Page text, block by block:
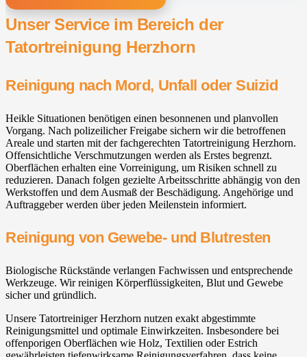
Unser Service im Bereich der
Tatortreinigung Herzhorn
Reinigung nach Mord, Unfall oder Suizid
Heikle Situationen benötigen einen besonnenen und planvollen
Vorgang. Nach polizeilicher Freigabe sichern wir die betroffenen
Areale und starten mit der fachgerechten Tatortreinigung Herzhorn.
Offensichtliche Verschmutzungen werden als Erstes begrenzt.
Oberflächen erhalten eine Vorreinigung, um Risiken schnell zu
reduzieren. Danach folgen gezielte Arbeitsschritte abhängig von den
Werkstoffen und dem Ausmaß der Beschädigung. Angehörige und
Auftraggeber werden über jeden Meilenstein informiert.
Reinigung von Gewebe- und Blutresten
Biologische Rückstände verlangen Fachwissen und entsprechende
Werkzeuge. Wir reinigen Körperflüssigkeiten, Blut und Gewebe
sicher und gründlich.
Unsere Tatortreiniger Herzhorn nutzen exakt abgestimmte
Reinigungsmittel und optimale Einwirkzeiten. Insbesondere bei
offenporigen Oberflächen wie Holz, Textilien oder Estrich